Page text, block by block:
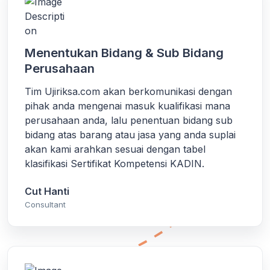
Menentukan Bidang & Sub Bidang
Perusahaan
Tim Ujiriksa.com akan berkomunikasi dengan
pihak anda mengenai masuk kualifikasi mana
perusahaan anda, lalu penentuan bidang sub
bidang atas barang atau jasa yang anda suplai
akan kami arahkan sesuai dengan tabel
klasifikasi Sertifikat Kompetensi KADIN.
Cut Hanti
Consultant